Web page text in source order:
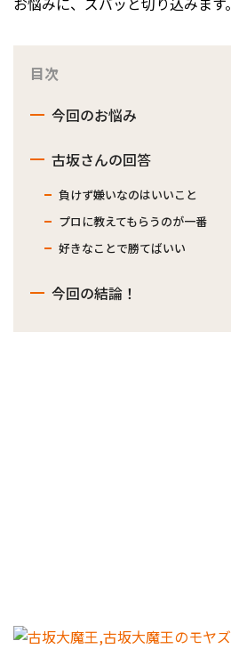
目次
今回のお悩み
古坂さんの回答
負けず嫌いなのはいいこと
プロに教えてもらうのが一番
好きなことで勝てばいい
今回の結論！